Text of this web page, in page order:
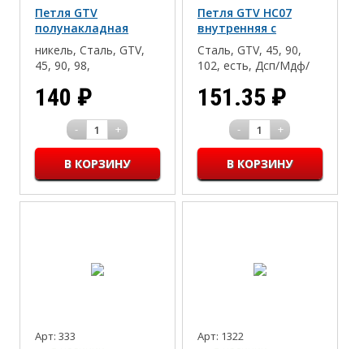
Петля GTV
полунакладная
клиповая без
пружины, ЭКОНОМ
никель, Сталь, GTV,
45, 90, 98,
Отсутствует, 35, Clip-
16-18, Дсп/Мдф/
Массив
140 ₽
- 1 +
Петля GTV НС07
внутренняя с
доводчиком
Сталь, GTV, 45, 90,
102, есть, Дсп/Мдф/
151.35 ₽
- 1 +
Арт: 333
Арт: 1322